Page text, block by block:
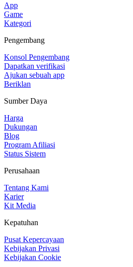
App
Game
Kategori
Pengembang
Konsol Pengembang
Dapatkan verifikasi
Ajukan sebuah app
Beriklan
Sumber Daya
Harga
Dukungan
Blog
Program Afiliasi
Status Sistem
Perusahaan
Tentang Kami
Karier
Kit Media
Kepatuhan
Pusat Kepercayaan
Kebijakan Privasi
Kebijakan Cookie